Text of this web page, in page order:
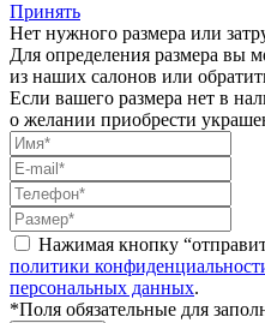
Принять
Нет нужного размера или
Для определения размера вы
из наших салонов или
Если вашего размера нет в
о желании приобрести
Нажимая кнопку
политики
персональных данных.
*Поля обязательные для